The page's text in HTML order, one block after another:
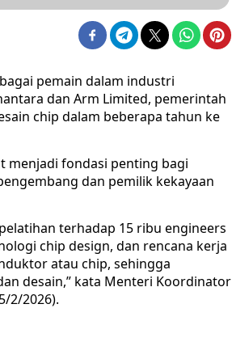
pemain dalam industri
dan Arm Limited, pemerintah
chip dalam beberapa tahun ke
menjadi fondasi penting bagi
dan pemilik kekayaan
terhadap 15 ribu engineers
chip design, dan rencana kerja
atau chip, sehingga
desain,” kata Menteri Koordinator
2/2026).